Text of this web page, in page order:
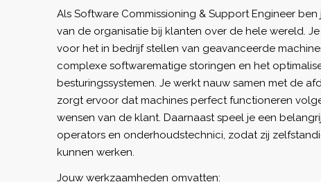
Als Software Commissioning & Support Engineer
van de organisatie bij klanten over de hele wereld.
voor het in bedrijf stellen van geavanceerde
complexe softwarematige storingen en het
besturingssystemen. Je werkt nauw samen met de
zorgt ervoor dat machines perfect functioneren
wensen van de klant. Daarnaast speel je een
operators en onderhoudstechnici, zodat zij
kunnen werken.
Jouw werkzaamheden omvatten: